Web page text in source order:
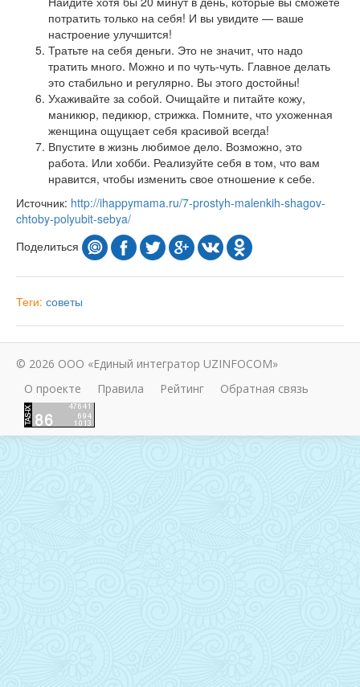
потратить только на себя! И вы увидите — ваше
настроение улучшится!
Тратьте на себя деньги. Это не значит, что надо
тратить много. Можно и по чуть-чуть. Главное делать
это стабильно и регулярно. Вы этого достойны!
Ухаживайте за собой. Очищайте и питайте кожу,
маникюр, педикюр, стрижка. Помните, что ухоженная
женщина ощущает себя красивой всегда!
Впустите в жизнь любимое дело. Возможно, это
работа. Или хобби. Реализуйте себя в том, что вам
нравится, чтобы изменить свое отношение к себе.
Источник: http://ihappymama.ru/7-prostyh-malenkih-shagov-
chtoby-polyubit-sebya/
Поделиться
Теги: советы
© 2026 ООО «Единый интегратор UZINFOCOM»
О проекте
Правила Рейтинг Обратная связь